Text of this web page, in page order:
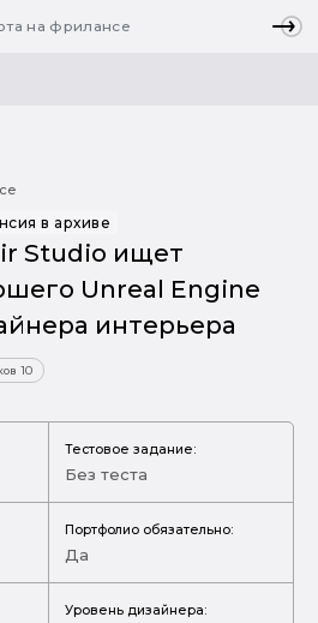
на фрилансе
в архиве
Studio ищет
Unreal Engine
интерьера
10
Тестовое задание:
Без теста
Портфолио обязательно:
Да
Уровень дизайнера: